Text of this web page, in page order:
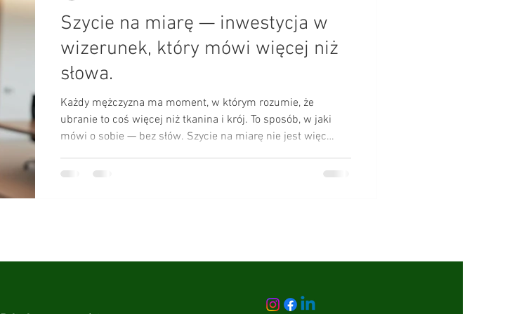
Szycie na miarę — inwestycja w
wizerunek, który mówi więcej niż
słowa.
Każdy mężczyzna ma moment, w którym rozumie, że
ubranie to coś więcej niż tkanina i krój. To sposób, w jaki
mówi o sobie — bez słów. Szycie na miarę nie jest więc
tak, jak się czujesz: pewnie, spokojnie, z klasą. Bo elegancja